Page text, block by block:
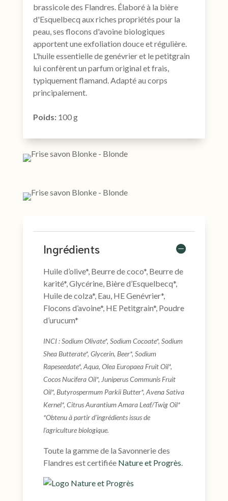
brassicole des Flandres. Élaboré à la bière
d'Esquelbecq aux riches propriétés pour la
peau, ses flocons d'avoine biologiques
apportent une exfoliation douce et régulière.
L'huile essentielle de genévrier et le petitgrain
lui confèrent un parfum original et frais,
typiquement flamand. Adapté au corps
principalement.
Poids:100 g
Ingrédients
Huile d’olive*, Beurre de coco*, Beurre de
karité*, Glycérine, Bière d’Esquelbecq*,
Huile de colza*, Eau, HE Genévrier*,
Flocons d’avoine*, HE Petitgrain*, Poudre
d’urucum*
INCI : Sodium Olivate*, Sodium Cocoate*, Sodium
Shea Butterate*, Glycerin, Beer*, Sodium
Rapeseedate*, Aqua, Olea Europaea Fruit Oil*,
Cocos Nucifera Oil*, Juniperus Communis Fruit
Oil*, Butyrospermum Parkii Butter*, Avena Sativa
Kernel*, Citrus Aurantium Amara Leaf/Twig Oil*
*Obtenu à partir d’ingrédients issus de
l’agriculture biologique.
Toute la gamme de la Savonnerie des
Flandres est certifiée Nature et Progrès